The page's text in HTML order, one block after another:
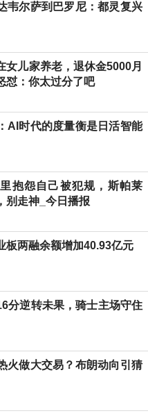
韦尔萨到巴罗尼：都灵复兴
女儿家养老，退休金5000月
怼：你太过分了吧
AI时代的度量衡是日活智能
抱怨自己被犯规，斯帕莱
别走神_今日播报
板两融余额增加40.93亿元
分逆转未果，骑士主场守住
火做大交易？布朗动向引猜